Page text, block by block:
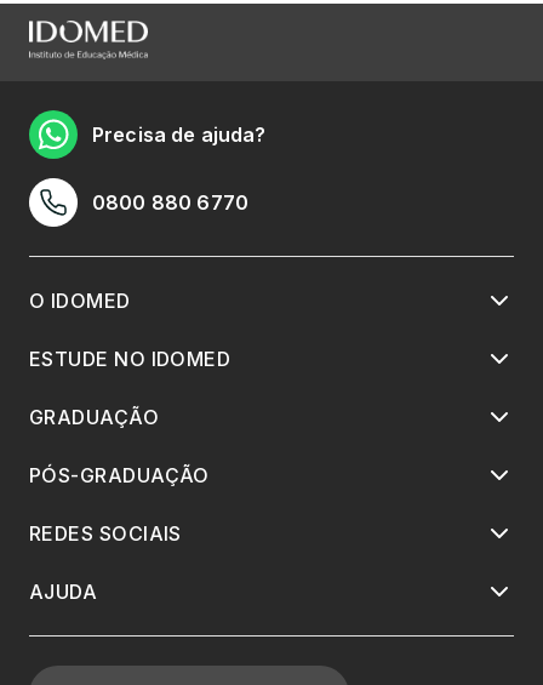
0800 880 6770
Precisa de ajuda?
O IDOMED
ESTUDE NO IDOMED
GRADUAÇÃO
PÓS-GRADUAÇÃO
REDES SOCIAIS
AJUDA